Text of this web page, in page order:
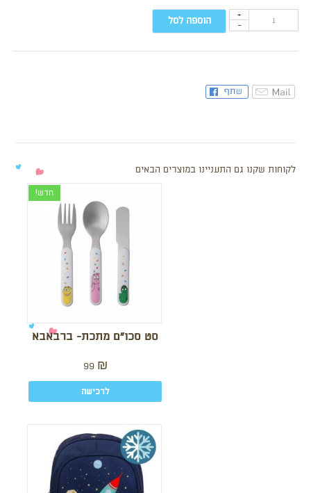
-
+ הוספה לסל
לקוחות שקנו גם התעניינו במוצרים הבאים
חדש!
סט סכו”ם מתכת- ברבאבא
99 ₪
לרכישה